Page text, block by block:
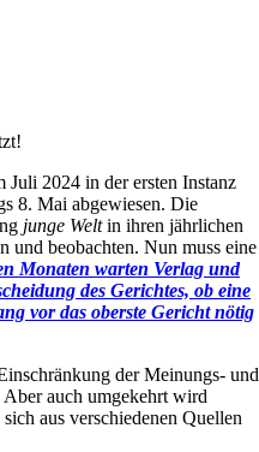
2024 in der ersten Instanz
8. Mai abgewiesen. Die
junge Weltin ihren jährlichen
und beobachten. Nun muss eine
Monaten warten Verlag und
des Gerichtes, ob eine
vor das oberste Gericht nötig
der Meinungs- und
auch umgekehrt wird
aus verschiedenen Quellen